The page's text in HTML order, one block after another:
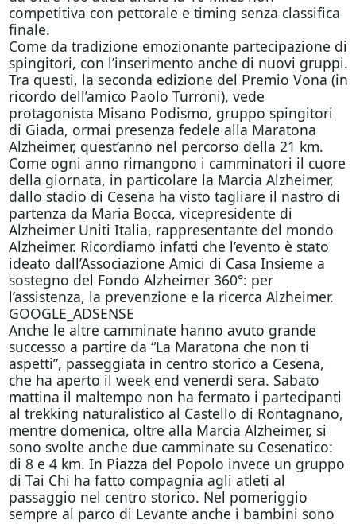
competitiva con pettorale e timing senza classifica
finale.
Come da tradizione emozionante partecipazione di
spingitori, con l’inserimento anche di nuovi gruppi.
Tra questi, la seconda edizione del Premio Vona (in
ricordo dell’amico Paolo Turroni), vede
protagonista Misano Podismo, gruppo spingitori
di Giada, ormai presenza fedele alla Maratona
Alzheimer, quest’anno nel percorso della 21 km.
Come ogni anno rimangono i camminatori il cuore
della giornata, in particolare la Marcia Alzheimer,
dallo stadio di Cesena ha visto tagliare il nastro di
partenza da Maria Bocca, vicepresidente di
Alzheimer Uniti Italia, rappresentante del mondo
Alzheimer. Ricordiamo infatti che l’evento è stato
ideato dall’Associazione Amici di Casa Insieme a
sostegno del Fondo Alzheimer 360°: per
l’assistenza, la prevenzione e la ricerca Alzheimer.
GOOGLE_ADSENSE
Anche le altre camminate hanno avuto grande
successo a partire da “La Maratona che non ti
aspetti”, passeggiata in centro storico a Cesena,
che ha aperto il week end venerdì sera. Sabato
mattina il maltempo non ha fermato i partecipanti
al trekking naturalistico al Castello di Rontagnano,
mentre domenica, oltre alla Marcia Alzheimer, si
sono svolte anche due camminate su Cesenatico:
di 8 e 4 km. In Piazza del Popolo invece un gruppo
di Tai Chi ha fatto compagnia agli atleti al
passaggio nel centro storico. Nel pomeriggio
sempre al parco di Levante anche i bambini sono